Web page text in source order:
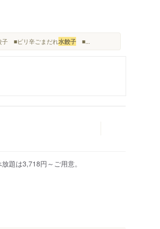
子 ■ピリ辛ごまだれ水餃子 ■...
題は3,718円～ご用意。